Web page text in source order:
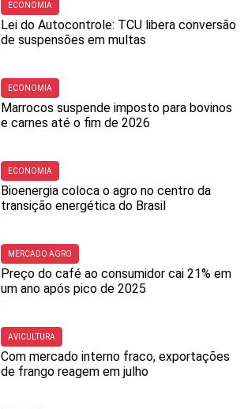
ECONOMIA
Lei do Autocontrole: TCU libera conversão
de suspensões em multas
ECONOMIA
Marrocos suspende imposto para bovinos
e carnes até o fim de 2026
ECONOMIA
Bioenergia coloca o agro no centro da
transição energética do Brasil
MERCADO AGRO
Preço do café ao consumidor cai 21% em
um ano após pico de 2025
AVICULTURA
Com mercado interno fraco, exportações
de frango reagem em julho